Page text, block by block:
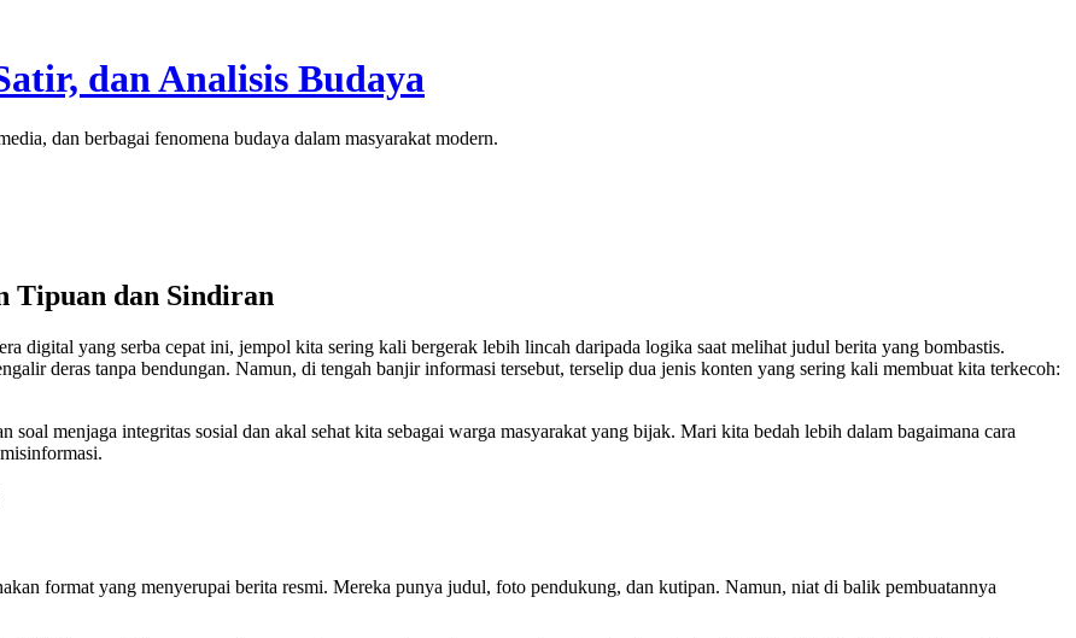
dan Analisis Budaya
dan berbagai fenomena budaya dalam masyarakat modern.
Tipuan dan Sindiran
digital yang serba cepat ini, jempol kita sering kali bergerak lebih lincah daripada logika saat melihat judul berita yang bombastis.
deras tanpa bendungan. Namun, di tengah banjir informasi tersebut, terselip dua jenis konten yang sering kali membuat kita terkecoh:
soal menjaga integritas sosial dan akal sehat kita sebagai warga masyarakat yang bijak. Mari kita bedah lebih dalam bagaimana cara
format yang menyerupai berita resmi. Mereka punya judul, foto pendukung, dan kutipan. Namun, niat di balik pembuatannya